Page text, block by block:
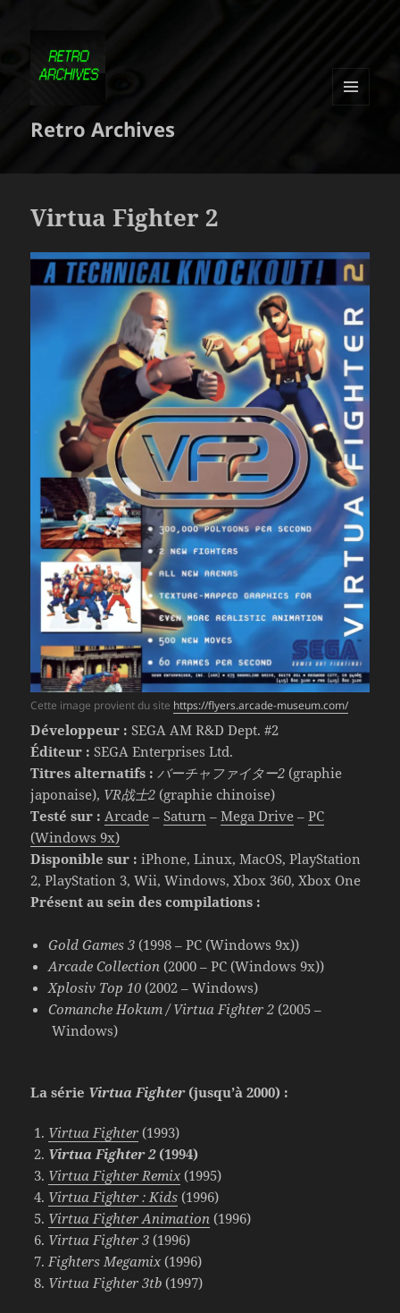
Retro Archives
Virtua Fighter 2
Cette image provient du site https://flyers.arcade-museum.com/
Développeur : SEGA AM R&D Dept. #2
Éditeur : SEGA Enterprises Ltd.
Titres alternatifs : バーチャファイター2 (graphie
japonaise), VR战士2 (graphie chinoise)
Testé sur : Arcade –Saturn –Mega Drive –PC
(Windows 9x)
Disponible sur : iPhone, Linux, MacOS, PlayStation
2, PlayStation 3, Wii, Windows, Xbox 360, Xbox One
Présent au sein des compilations :
Gold Games 3 (1998 – PC (Windows 9x))
Arcade Collection (2000 – PC (Windows 9x))
Xplosiv Top 10 (2002 – Windows)
Comanche Hokum / Virtua Fighter 2 (2005 –
Windows)
La série Virtua Fighter(jusqu’à 2000) :
Virtua Fighter (1993)
Virtua Fighter 2(1994)
Virtua Fighter Remix(1995)
Virtua Fighter : Kids (1996)
Virtua Fighter Animation (1996)
Virtua Fighter 3 (1996)
Fighters Megamix(1996)
Virtua Fighter 3tb (1997)